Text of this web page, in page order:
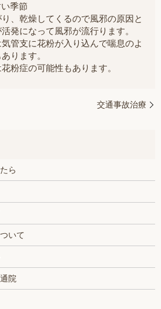
季節
、乾燥してくるので風邪の原因と
発になって風邪が流行ります。
管支に花粉が入り込んで喘息のよ
ります。
粉症の可能性もあります。
交通事故治療
ら
いて
院